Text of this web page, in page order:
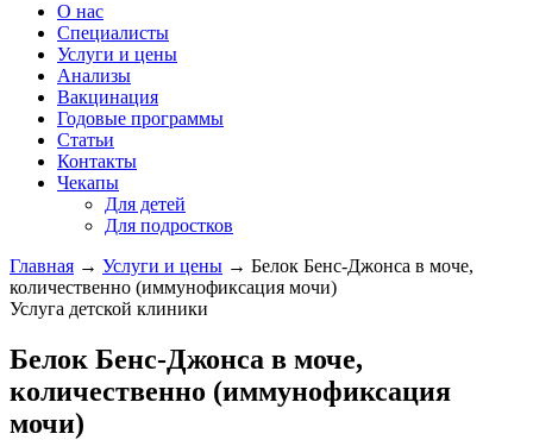
О нас
Специалисты
Услуги и цены
Анализы
Вакцинация
Годовые программы
Статьи
Контакты
Чекапы
Для детей
Для подростков
Главная → Услуги и цены → Белок Бенс-Джонса в моче,
количественно (иммунофиксация мочи)
Услуга детской клиники
Белок Бенс-Джонса в моче,
количественно (иммунофиксация
мочи)